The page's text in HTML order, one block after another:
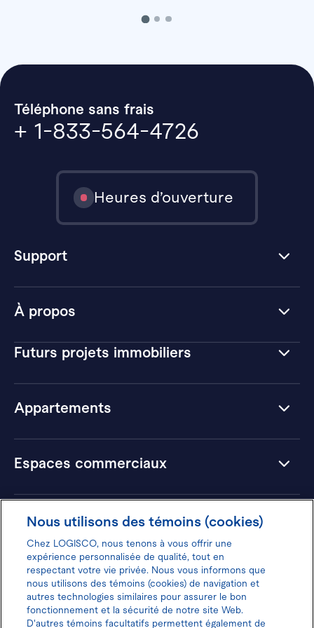
À propos
Futurs projets immobiliers
Appartements
Espaces commerciaux
Hôtels
Téléphone sans frais
+ 1-833-564-4726
Heures d’ouverture
Support
Donnez votre avis pour gagner 100$
Nous utilisons des témoins (cookies)
Chez LOGISCO, nous tenons à vous offrir une
expérience personnalisée de qualité, tout en
respectant votre vie privée. Nous vous informons que
nous utilisons des témoins (cookies) de navigation et
autres technologies similaires pour assurer le bon
fonctionnement et la sécurité de notre site Web.
D'autres témoins facultatifs permettent également de